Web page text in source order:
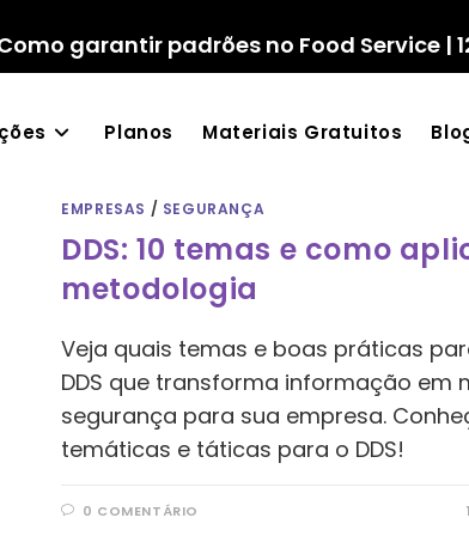
garantir padrões no Food Service |
Planos Materiais Gratuitos
EMPRESAS / SEGURANÇA
DDS: 10 temas e como
metodologia
Veja quais temas e boas práticas
DDS que transforma informação em
segurança para sua empresa.
temáticas e táticas para o DDS!
0 COMENTÁRIO